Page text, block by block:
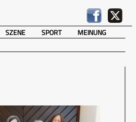
SZENE SPORT MEINUNG